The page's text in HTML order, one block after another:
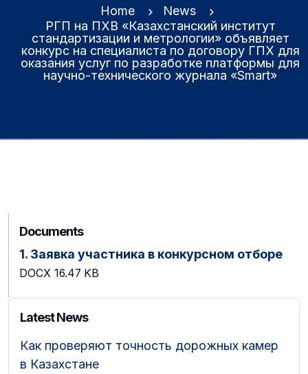
Home
News
РГП на ПХВ «Казахстанский институт
стандартизации и метрологии» объявляет
конкурс на специалиста по договору ГПХ для
оказания услуг по разработке платформы для
научно-технического журнала «Smart»
Documents
1. Заявка участника в конкурсном отборе
DOCX 16.47 KB
Latest News
Как проверяют точность дорожных камер
в Казахстане